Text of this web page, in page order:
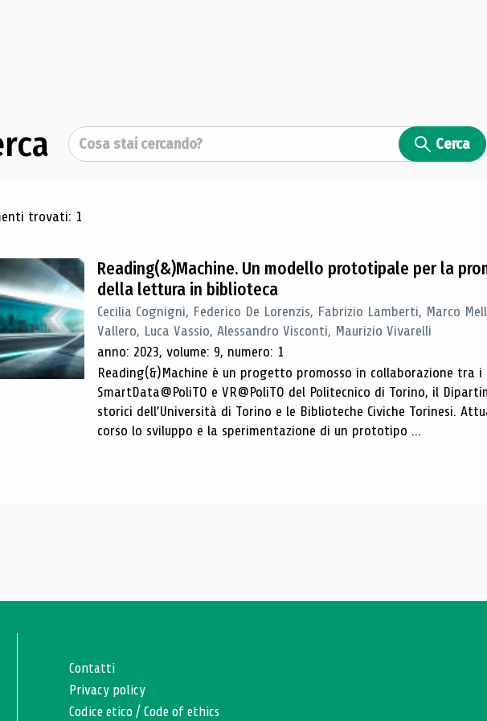
Cerca Cerca
di ricerca
trovati: 1
Reading(&)Machine. Un modello prototipale per la
della lettura in biblioteca
Cecilia Cognigni, Federico De Lorenzis, Fabrizio Lamberti, Marco
Vallero, Luca Vassio, Alessandro Visconti, Maurizio Vivarelli
anno: 2023, volume: 9, numero: 1
Reading(&)Machine è un progetto promosso in collaborazione tra i
SmartData@PoliTO e VR@PoliTO del Politecnico di Torino, il
storici dell’Università di Torino e le Biblioteche Civiche Torinesi.
corso lo sviluppo e la sperimentazione di un prototipo ...
Contatti
Privacy policy
Codice etico /Code of ethics